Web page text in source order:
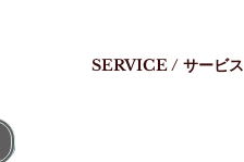
SERVICE / サービス